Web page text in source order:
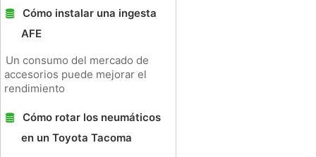
Cómo instalar una ingesta
AFE
Un consumo del mercado de
accesorios puede mejorar el
rendimiento
Cómo rotar los neumáticos
en un Toyota Tacoma